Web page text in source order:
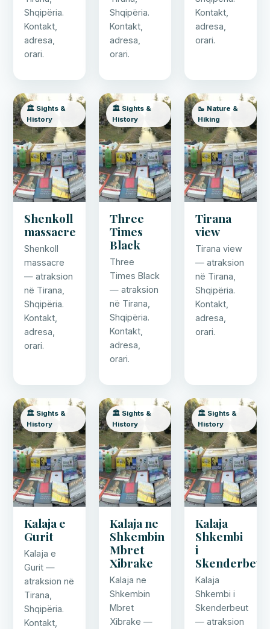
Shqipëria.
Kontakt,
adresa,
orari.
Shqipëria.
Kontakt,
adresa,
orari.
Kontakt,
adresa,
orari.
🏛️ Sights &
History
Shenkoll
massacre
Shenkoll
massacre
— atraksion
në Tirana,
Shqipëria.
Kontakt,
adresa,
orari.
🏛️ Sights &
History
Three
Times
Black
Three
Times Black
— atraksion
në Tirana,
Shqipëria.
Kontakt,
adresa,
orari.
🥾 Nature &
Hiking
Tirana
view
Tirana view
— atraksion
në Tirana,
Shqipëria.
Kontakt,
adresa,
orari.
🏛️ Sights &
History
Kalaja e
Gurit
Kalaja e
Gurit —
atraksion në
Tirana,
Shqipëria.
Kontakt,
🏛️ Sights &
History
Kalaja ne
Shkembin
Mbret
Xibrake
Kalaja ne
Shkembin
Mbret
Xibrake —
🏛️ Sights &
History
Kalaja
Shkembi
i
Skenderbeut
Kalaja
Shkembi i
Skenderbeut
— atraksion